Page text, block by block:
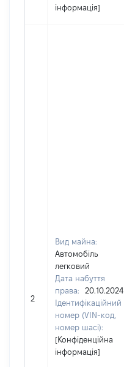
інформація]
2
Вид майна:
Автомобіль
легковий
Дата набуття
права:
20.10.2024
Ідентифікаційний
номер (VIN-код,
номер шасі):
[Конфіденційна
інформація]